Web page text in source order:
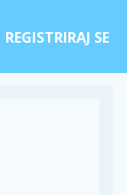
REGISTRIRAJ SE